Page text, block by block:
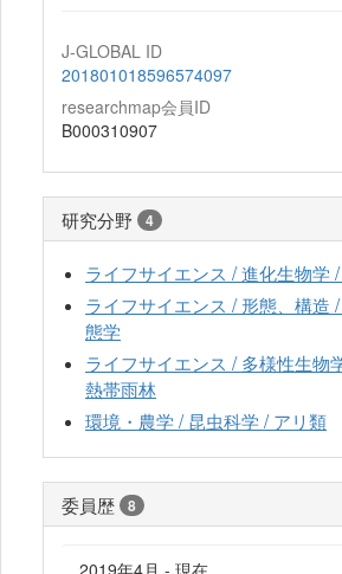
J-GLOBAL ID
201801018596574097
researchmap会員ID
B000310907
研究分野 4
ライフサイエンス / 進化生物学
ライフサイエンス / 形態、構造
態学
ライフサイエンス / 多様性生物
熱帯雨林
環境・農学 / 昆虫科学 / アリ類
委員歴 8
2019年4月 - 現在